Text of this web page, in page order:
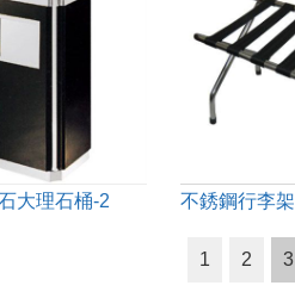
大理石桶-2 不銹鋼行李
1 2 3